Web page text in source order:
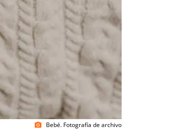
photo_camera Bebé. Fotografía de archivo